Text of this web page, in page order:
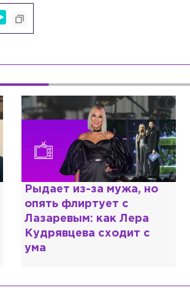
Комиссар Каттани и
любовь к русской душе:
шокирующая исповедь
Микеле Плачидо